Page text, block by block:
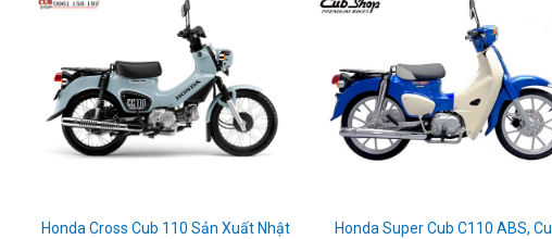
Honda Cross Cub 110 Sản Xuất Nhật
Honda Super Cub C110 ABS,